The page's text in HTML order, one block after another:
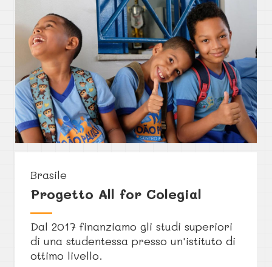
Brasile
Progetto All for Colegial
Dal 2017 finanziamo gli studi superiori
di una studentessa presso un'istituto di
ottimo livello.